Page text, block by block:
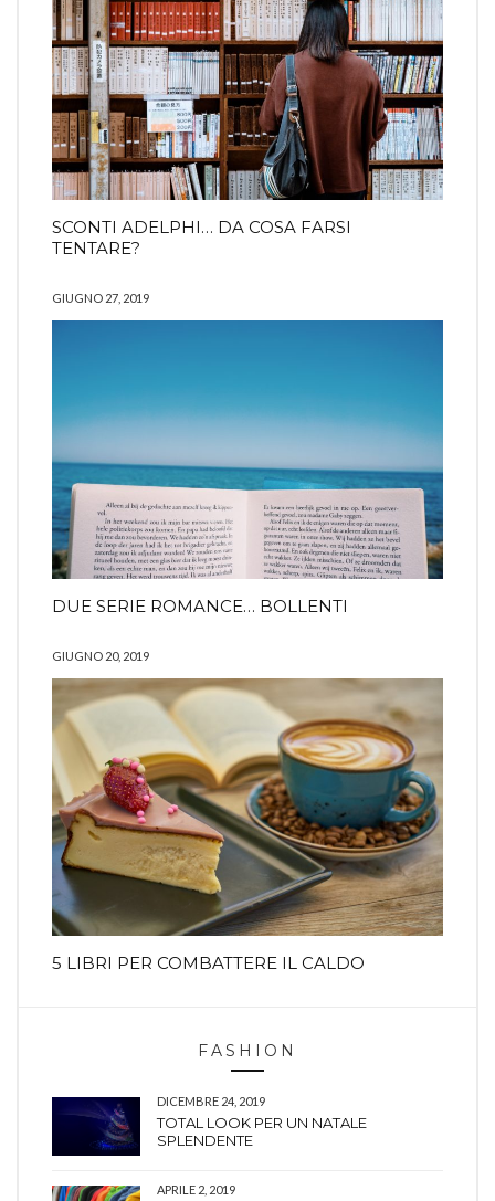
SCONTI ADELPHI… DA COSA FARSI
TENTARE?
GIUGNO 27, 2019
DUE SERIE ROMANCE… BOLLENTI
GIUGNO 20, 2019
5 LIBRI PER COMBATTERE IL CALDO
FASHION
DICEMBRE 24, 2019
TOTAL LOOK PER UN NATALE
SPLENDENTE
APRILE 2, 2019